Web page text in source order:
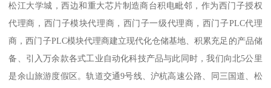
松江大学城，西边和重大芯片制造商台积电毗邻，作为西门子授权
代理商，西门子模块代理商，西门子一级代理商，西门子PLC代理
商，西门子PLC模块代理商建立现代化仓储基地、积累充足的产品储
备、引入万余款各式工业自动化科技产品与此同时，我们向北5公里
是余山旅游度假区。轨道交通9号线、沪杭高速公路、同三国道、松